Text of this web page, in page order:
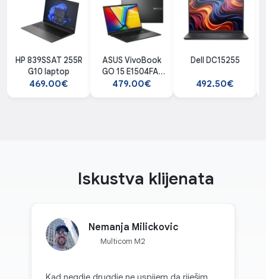
HP 839SSAT 255R
G10 laptop
469.00€
ASUS VivoBook
GO 15 E1504FA-
BQ2876 laptop
479.00€
Dell DC15255
492.50€
Iskustva klijenata
Nemanja Milickovic
Multicom M2